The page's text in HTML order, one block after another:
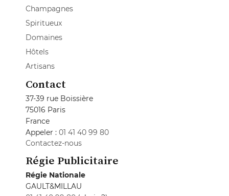
Champagnes
Spiritueux
Domaines
Hôtels
Artisans
Contact
37-39 rue Boissière
75016 Paris
France
Appeler : 01 41 40 99 80
Contactez-nous
Régie Publicitaire
Régie Nationale
GAULT&MILLAU